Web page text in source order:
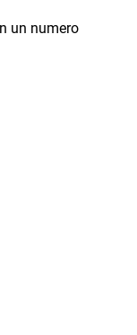
un numero